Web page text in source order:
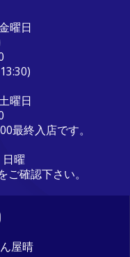
曜日
曜日
最終入店です。
曜
確認下さい。
屋晴